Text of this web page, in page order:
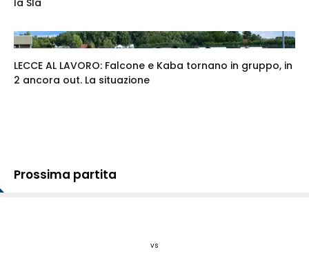
LECCE AL LAVORO: Falcone e Kaba tornano in gruppo, in
2 ancora out. La situazione
Prossima partita
vs